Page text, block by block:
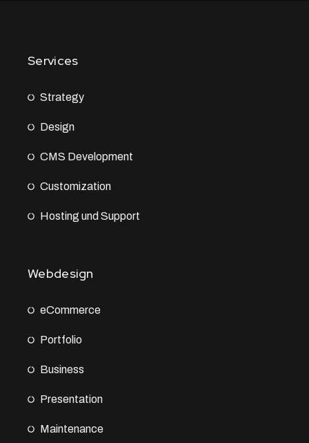
Services
Strategy
Design
CMS Development
Customization
Hosting und Support
Webdesign
eCommerce
Portfolio
Business
Presentation
Maintenance